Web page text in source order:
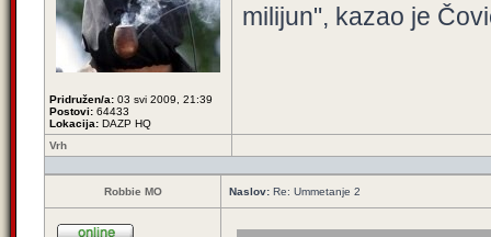
Pridružen/a: 03 svi 2009, 21:39
Postovi: 64433
Lokacija: DAZP HQ
milijun", kazao je
Vrh
Robbie MO Naslov: Re: Ummetanje 2